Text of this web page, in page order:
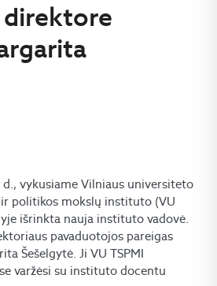
direktore
vykusiame Vilniaus universiteto
politikos mokslų instituto (VU
išrinkta nauja instituto vadovė.
pavaduotojos pareigas
Šešelgytė. Ji VU TSPMI
varžėsi su instituto docentu